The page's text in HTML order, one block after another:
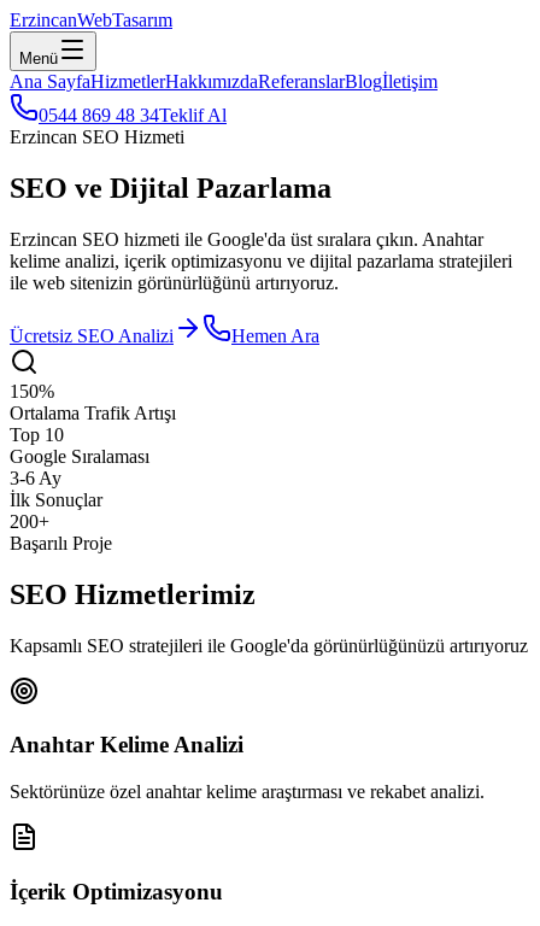
ErzincanWebTasarım
Menü
Ana SayfaHizmetlerHakkımızdaReferanslarBlogİletişim
0544 869 48 34Teklif Al
Erzincan SEO Hizmeti
SEO ve Dijital Pazarlama
Erzincan SEO hizmeti ile Google'da üst sıralara çıkın. Anahtar
kelime analizi, içerik optimizasyonu ve dijital pazarlama stratejileri
ile web sitenizin görünürlüğünü artırıyoruz.
Ücretsiz SEO Analizi Hemen Ara
150%
Ortalama Trafik Artışı
Top 10
Google Sıralaması
3-6 Ay
İlk Sonuçlar
200+
Başarılı Proje
SEO Hizmetlerimiz
Kapsamlı SEO stratejileri ile Google'da görünürlüğünüzü artırıyoruz
Anahtar Kelime Analizi
Sektörünüze özel anahtar kelime araştırması ve rekabet analizi.
İçerik Optimizasyonu